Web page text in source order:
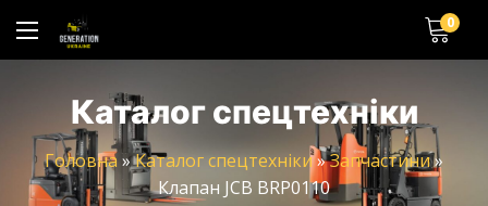
0
Каталог спецтехніки
Головна»Каталог спецтехніки»Запчастини»
Клапан JCB BRP0110